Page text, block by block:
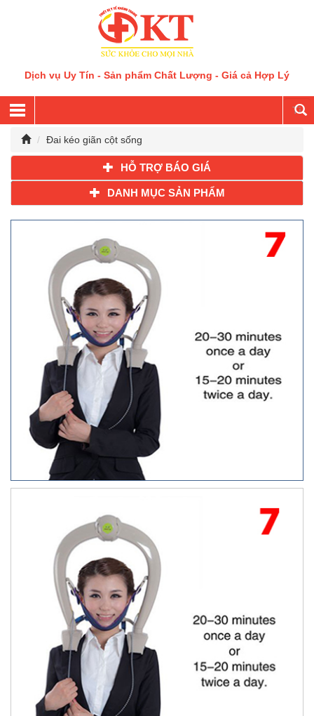
Dịch vụ Uy Tín - Sản phẩm Chất Lượng - Giá cả Hợp Lý
Đai kéo giãn cột sống
HỖ TRỢ BÁO GIÁ
DANH MỤC SẢN PHẨM